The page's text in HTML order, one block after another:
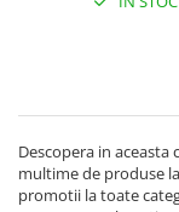
Descopera in
multime de produse
promotii la toate